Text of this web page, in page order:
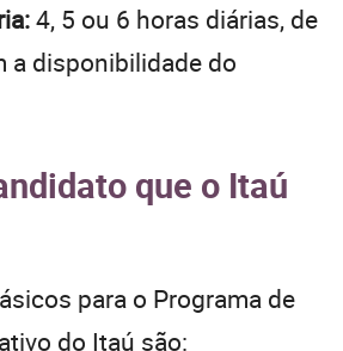
4, 5 ou 6 horas diárias, de
a disponibilidade do
que o Itaú
para o Programa de
do Itaú são: